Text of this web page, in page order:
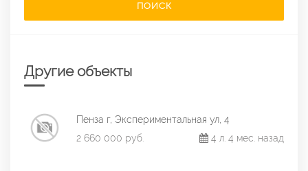
ПОИСК
Другие объекты
Пенза г, Экспериментальная ул, 4
2 660 000 руб.
4 л. 4 мес. назад